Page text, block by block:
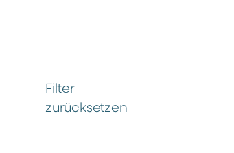
Filter
zurücksetzen